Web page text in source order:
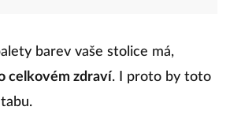
barev vaše stolice má,
celkovém zdraví. I proto by toto